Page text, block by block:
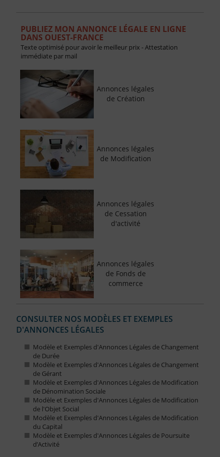
PUBLIEZ MON ANNONCE LÉGALE EN LIGNE
DANS OUEST-FRANCE
Texte optimisé pour avoir le meilleur prix - Attestation
immédiate par mail
Annonces légales
de Création
Annonces légales
de Modification
Annonces légales
de Cessation
d'activité
Annonces légales
de Fonds de
commerce
CONSULTER NOS MODÈLES ET EXEMPLES
D'ANNONCES LÉGALES
Modèle et Exemples d'Annonces Légales de Changement
de Durée
Modèle et Exemples d'Annonces Légales de Changement
de Gérant
Modèle et Exemples d'Annonces Légales de Modification
de Dénomination Sociale
Modèle et Exemples d'Annonces Légales de Modification
de l'Objet Social
Modèle et Exemples d'Annonces Légales de Modification
du Capital
Modèle et Exemples d'Annonces Légales de Poursuite
d’Activité